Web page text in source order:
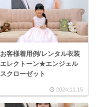
お客様着用例/レンタル衣装
エレクトーン★エンジェル
スクローゼット
2024.11.15